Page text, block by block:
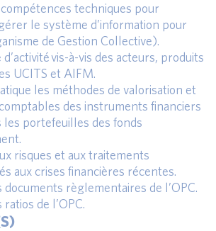
techniques pour
le système d’information pour
de Gestion Collective).
vis-à-vis des acteurs, produits
UCITS et AIFM.
les méthodes de valorisation et
des instruments financiers
les portefeuilles des fonds
risques et aux traitements
aux crises financières récentes.
règlementaires de l’OPC.
de l’OPC.